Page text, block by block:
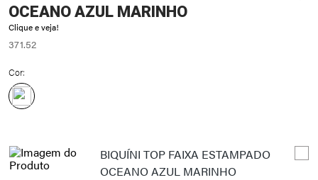
OCEANO AZUL MARINHO
Clique e veja!
371.52
Cor:
BIQUÍNI TOP FAIXA ESTAMPADO
OCEANO AZUL MARINHO